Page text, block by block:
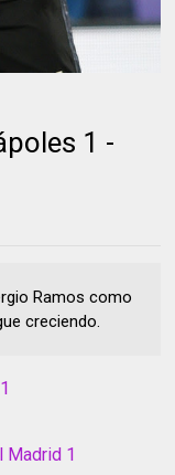
1 -
Ramos como
creciendo.
Madrid 1